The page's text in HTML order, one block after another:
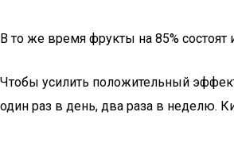
В то же время фрукты на 85%
Чтобы усилить положительный
один раз в день, два раза в неделю.